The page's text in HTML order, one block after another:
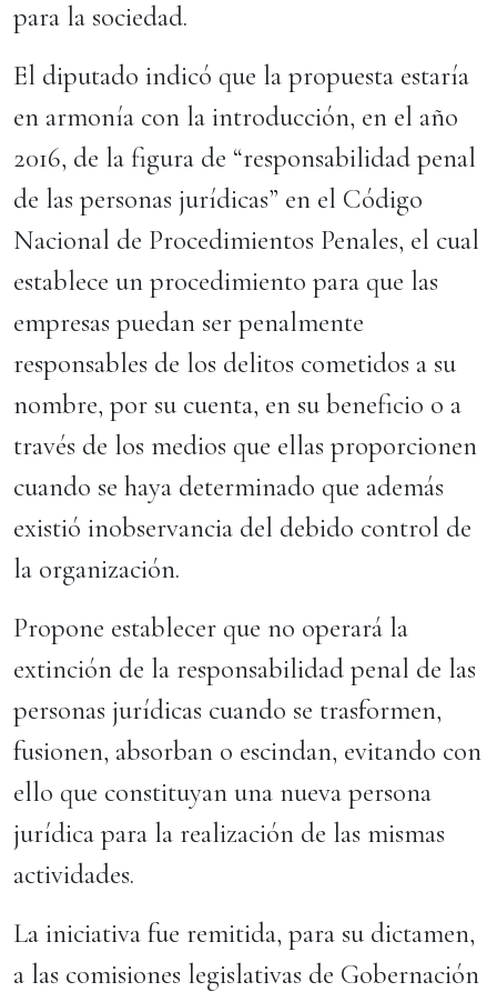
para la sociedad.
El diputado indicó que la propuesta estaría
en armonía con la introducción, en el año
2016, de la figura de “responsabilidad penal
de las personas jurídicas” en el Código
Nacional de Procedimientos Penales, el cual
establece un procedimiento para que las
empresas puedan ser penalmente
responsables de los delitos cometidos a su
nombre, por su cuenta, en su beneficio o a
través de los medios que ellas proporcionen
cuando se haya determinado que además
existió inobservancia del debido control de
la organización.
Propone establecer que no operará la
extinción de la responsabilidad penal de las
personas jurídicas cuando se trasformen,
fusionen, absorban o escindan, evitando con
ello que constituyan una nueva persona
jurídica para la realización de las mismas
actividades.
La iniciativa fue remitida, para su dictamen,
a las comisiones legislativas de Gobernación